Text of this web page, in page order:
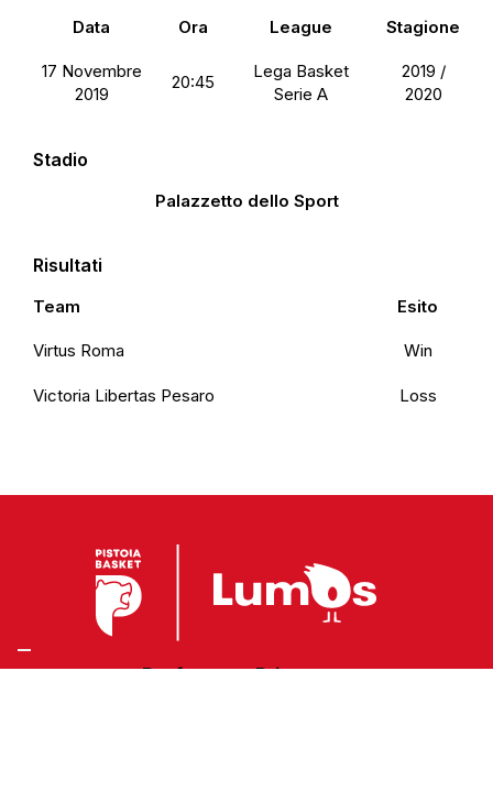
Data Ora League Stagione
17 Novembre
2019
20:45
Lega Basket
Serie A
2019 /
2020
Stadio
Palazzetto dello Sport
Risultati
Team Esito
Virtus Roma Win
Victoria Libertas Pesaro Loss
Preferenze Privacy